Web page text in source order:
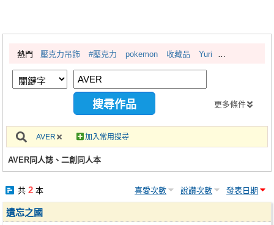
繪圖藝廊
交流中心
攤位轉讓區
會員中心
註冊會員
熱門 壓克力吊飾 #壓克力 pokemon 收藏品 Yuri
更多條件
AVER 加入常用搜尋
AVER同人誌、二創同人本
共 2本 喜愛次數 說讚次數 發表日期
遺忘之國